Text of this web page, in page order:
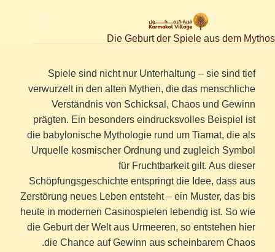
Die Geburt der Spiele aus dem Mythos
Spiele sind nicht nur Unterhaltung – sie sind tief
verwurzelt in den alten Mythen, die das menschliche
Verständnis von Schicksal, Chaos und Gewinn
prägten. Ein besonders eindrucksvolles Beispiel ist
die babylonische Mythologie rund um Tiamat, die als
Urquelle kosmischer Ordnung und zugleich Symbol
für Fruchtbarkeit gilt. Aus dieser
Schöpfungsgeschichte entspringt die Idee, dass aus
Zerstörung neues Leben entsteht – ein Muster, das bis
heute in modernen Casinospielen lebendig ist. So wie
die Geburt der Welt aus Urmeeren, so entstehen hier
die Chance auf Gewinn aus scheinbarem Chaos.